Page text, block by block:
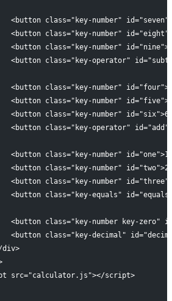
class="key-number"
class="key-number"
class="key-number"
class="key-operator"
class="key-number"
class="key-number"
class="key-number"
class="key-operator"
class="key-number"
class="key-number"
class="key-number"
class="key-equals"
class="key-number key-zero"
class="key-decimal"
src="calculator.js"></script>